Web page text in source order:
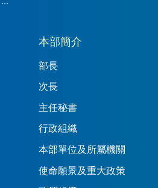
本部簡介
部長
次長
主任秘書
行政組織
本部單位及所屬機關
使命願景及重大政策